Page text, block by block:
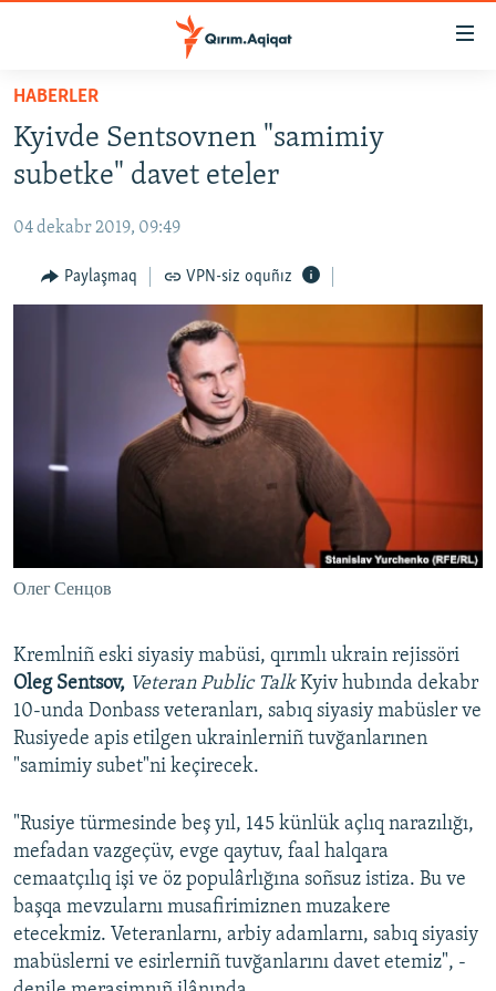
Esas
qaytmaq
Baş
qaytmaq
qaytmaq
HABERLER
SİYASET
CEMİYET
MEDENİYET
FİKİR
Українською
RFE/RS bütün saytları
HABERLER
Kyivde Sentsovnen "samimiy
subetke" davet eteler
04 dekabr 2019, 09:49
Paylaşmaq VPN-siz oquñız
Олег Сенцов
Kremlniñ eski siyasiy mabüsi, qırımlı ukrain rejissöri
Oleg Sentsov, Veteran Public Talk​Kyiv hubında dekabr
10-unda Donbass veteranları, sabıq siyasiy mabüsler ve
Rusiyede apis etilgen ukrainlerniñ tuvğanlarınen
"samimiy subet"ni keçirecek.
"Rusiye türmesinde beş yıl, 145 künlük açlıq narazılığı,
mefadan vazgeçüv, evge qaytuv, faal halqara
cemaatçılıq işi ve öz populârlığına soñsuz istiza. Bu ve
başqa mevzularnı musafirimiznen muzakere
etecekmiz. Veteranlarnı, arbiy adamlarnı, sabıq siyasiy
mabüslerni ve esirlerniñ tuvğanlarını davet etemiz", -